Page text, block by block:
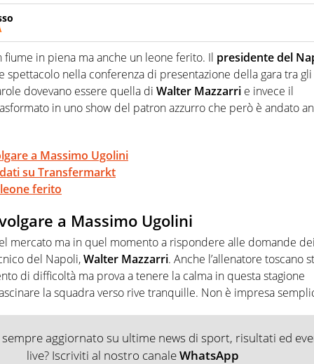
americani non hanno segreti: basket, football, baseball e la
la notizia dove altri non vedono granché
fiume in piena ma anche un leone ferito. Il presidente del
spettacolo nella conferenza di presentazione della gara tra gli
dovevano essere quella di Walter Mazzarri e invece il
in uno show del patron azzurro che però è andato
a Massimo Ugolini
su Transfermarkt
ferito
a Massimo Ugolini
mercato ma in quel momento a rispondere alle domande dei
del Napoli,Walter Mazzarri. Anche l’allenatore toscano
di difficoltà ma prova a tenere la calma in questa stagione
la squadra verso rive tranquille. Non è impresa
sempre aggiornato su ultime news di sport, risultati ed
live? Iscriviti al nostro canaleWhatsApp